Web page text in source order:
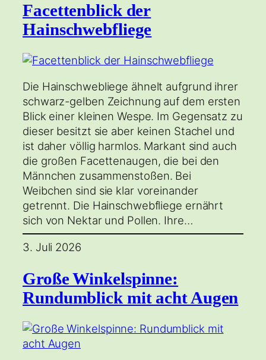
Facettenblick der
Hainschwebfliege
Die Hainschwebliege ähnelt aufgrund ihrer
schwarz-gelben Zeichnung auf dem ersten
Blick einer kleinen Wespe. Im Gegensatz zu
dieser besitzt sie aber keinen Stachel und
ist daher völlig harmlos. Markant sind auch
die großen Facettenaugen, die bei den
Männchen zusammenstoßen. Bei
Weibchen sind sie klar voreinander
getrennt. Die Hainschwebfliege ernährt
sich von Nektar und Pollen. Ihre…
3. Juli 2026
Große Winkelspinne:
Rundumblick mit acht Augen